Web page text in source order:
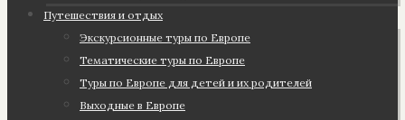
Путешествия и отдых
Экскурсионные туры по Европе
Тематические туры по Европе
Туры по Европе для детей и их родителей
Выходные в Европе